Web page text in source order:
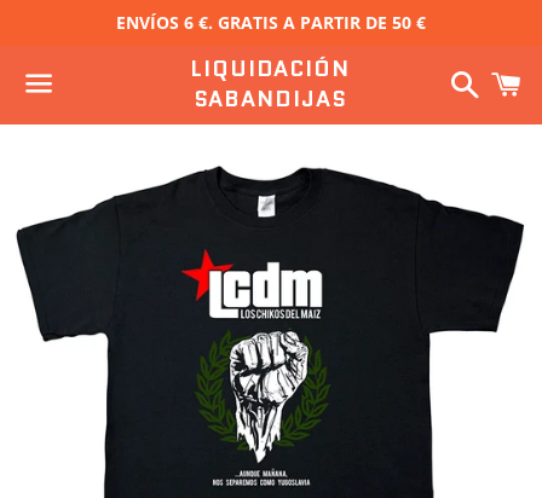
ENVÍOS 6 €. GRATIS A PARTIR DE 50 €
Menú
LIQUIDACIÓN
SABANDIJAS